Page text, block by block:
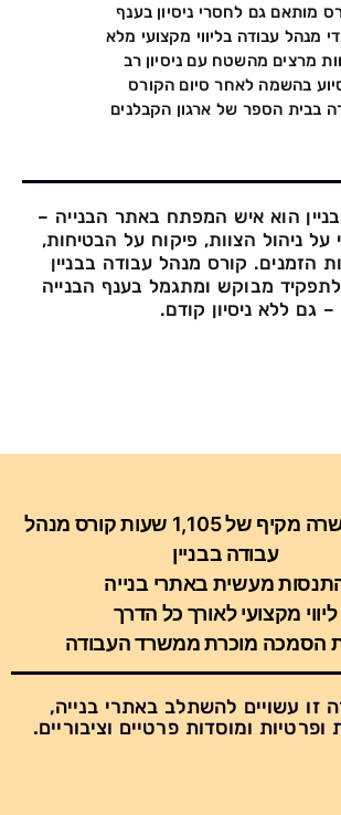
מותאם גם לחסרי ניסיון בענף
מנהל עבודה בליווי מקצועי מלא
מרצים מהשטח עם ניסיון רב
בהשמה לאחר סיום הקורס
בבית הספר של ארגון הקבלנים
הוא איש המפתח באתר הבנייה –
ניהול הצוות, פיקוח על הבטיחות,
הזמנים. קורס מנהל עבודה בבניין
מבוקש ומתגמל בענף הבנייה
– גם ללא ניסיון קודם.
מסלול הכשרה מקיף של 1,105 שעות קורס מנהל
עבודה בבניין
מעשית באתרי בנייה
ליווי מקצועי לאורך כל הדרך
הסמכה מוכרת ממשרד העבודה
זו עשויים להשתלב באתרי בנייה,
ומוסדות פרטיים וציבוריים.